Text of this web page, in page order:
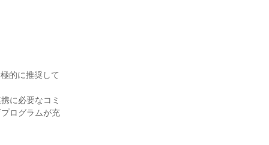
的に推奨して
に必要なコミ
ログラムが充